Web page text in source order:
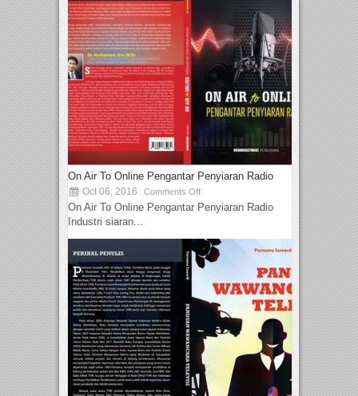
On Air To Online Pengantar Penyiaran Radio
Oct 06, 2016 Comments Off
On Air To Online Pengantar Penyiaran Radio
Industri siaran...